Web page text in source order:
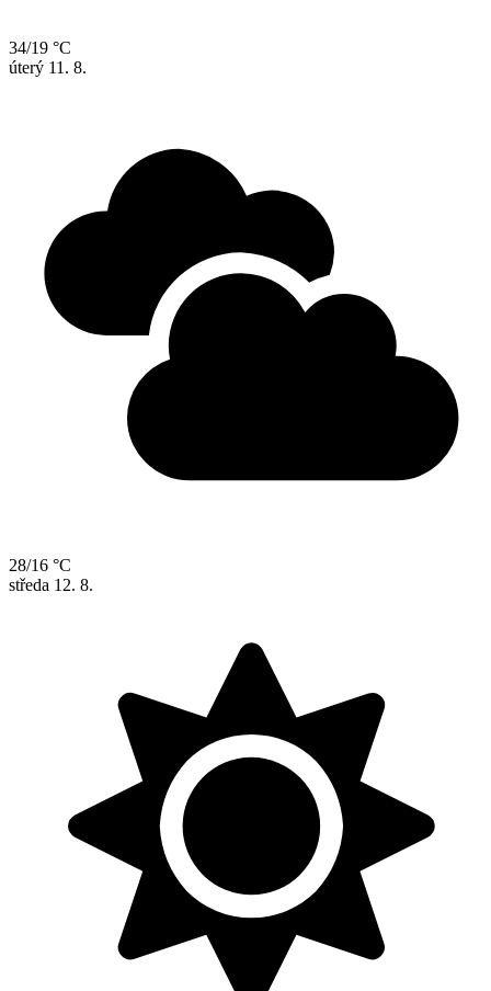
34/19 °C
úterý 11. 8.
28/16 °C
středa 12. 8.